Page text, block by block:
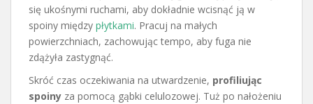
się ukośnymi ruchami, aby dokładnie wcisnąć ją w
spoiny między płytkami. Pracuj na małych
powierzchniach, zachowując tempo, aby fuga nie
zdążyła zastygnąć.
Skróć czas oczekiwania na utwardzenie, profiliując
spoiny za pomocą gąbki celulozowej. Tuż po nałożeniu